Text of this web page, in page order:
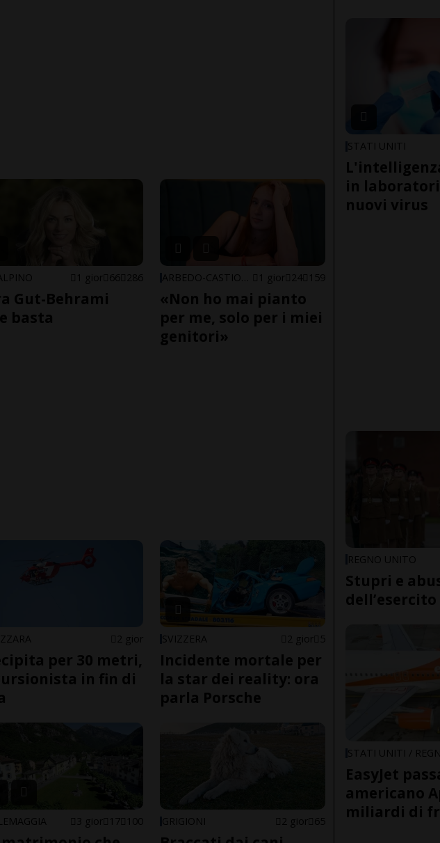
1 gior 66 286
Gut-Behrami
basta
1 gior 24 159
«Non ho mai pianto
per me, solo per i miei
genitori»
2 gior
per 30 metri,
in fin di
SVIZZERA 2 gior 5
Incidente mortale per
la star dei reality: ora
parla Porsche
3 gior 17 100 GRIGIONI 2 gior 65
STATI UNITI
in
nuovi virus
REGNO UNITO
Stupri e
dell’esercito
STATI UNITI /
EasyJet
americano
miliardi di